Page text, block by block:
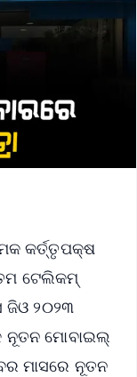
କର୍ତ୍ତୃପକ୍ଷ
ଟେଲିକମ୍
ଜିଓ ୨୦୨୩
ନୂତନ ମୋବାଇଲ୍
ମାସରେ ନୂତନ